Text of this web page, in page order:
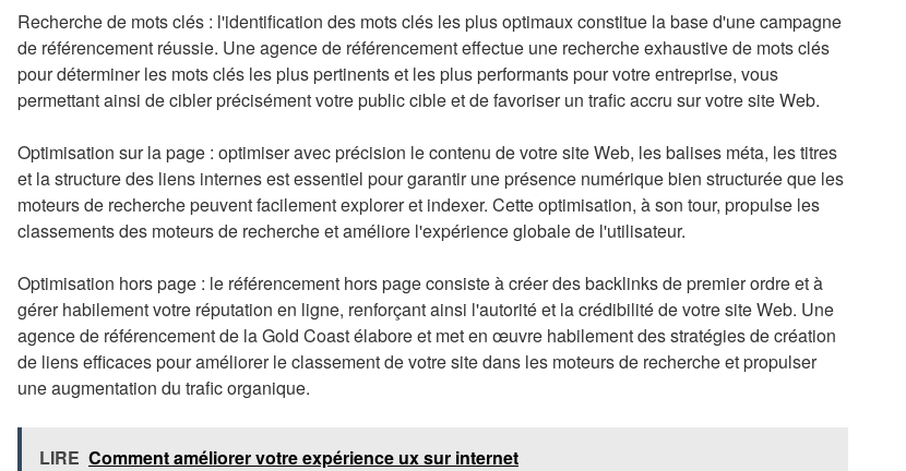
Recherche de mots clés : l'identification des mots clés les plus optimaux constitue la base d'une campagne
de référencement réussie. Une agence de référencement effectue une recherche exhaustive de mots clés
pour déterminer les mots clés les plus pertinents et les plus performants pour votre entreprise, vous
permettant ainsi de cibler précisément votre public cible et de favoriser un trafic accru sur votre site Web.
Optimisation sur la page : optimiser avec précision le contenu de votre site Web, les balises méta, les titres
et la structure des liens internes est essentiel pour garantir une présence numérique bien structurée que les
moteurs de recherche peuvent facilement explorer et indexer. Cette optimisation, à son tour, propulse les
classements des moteurs de recherche et améliore l'expérience globale de l'utilisateur.
Optimisation hors page : le référencement hors page consiste à créer des backlinks de premier ordre et à
gérer habilement votre réputation en ligne, renforçant ainsi l'autorité et la crédibilité de votre site Web. Une
agence de référencement de la Gold Coast élabore et met en œuvre habilement des stratégies de création
de liens efficaces pour améliorer le classement de votre site dans les moteurs de recherche et propulser
une augmentation du trafic organique.
LIRE Comment améliorer votre expérience ux sur internet